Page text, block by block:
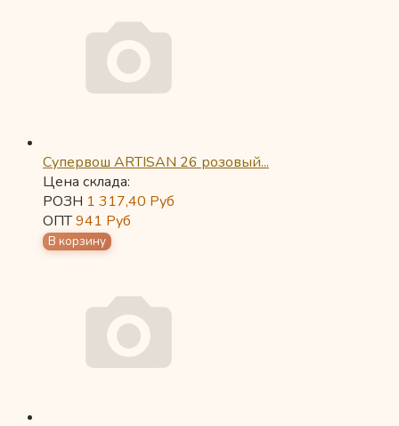
Супервош ARTISAN 26 розовый...
Цена склада:
РОЗН 1 317,40 Руб
ОПТ941 Руб